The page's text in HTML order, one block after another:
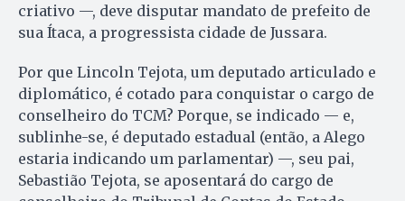
criativo —, deve disputar mandato de prefeito de
sua Ítaca, a progressista cidade de Jussara.
Por que Lincoln Tejota, um deputado articulado e
diplomático, é cotado para conquistar o cargo de
conselheiro do TCM? Porque, se indicado — e,
sublinhe-se, é deputado estadual (então, a Alego
estaria indicando um parlamentar) —, seu pai,
Sebastião Tejota, se aposentará do cargo de